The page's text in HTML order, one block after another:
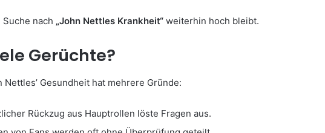
nach „John Nettles Krankheit“ weiterhin hoch bleibt.
Gerüchte?
Gesundheit hat mehrere Gründe:
Rückzug aus Hauptrollen löste Fragen aus.